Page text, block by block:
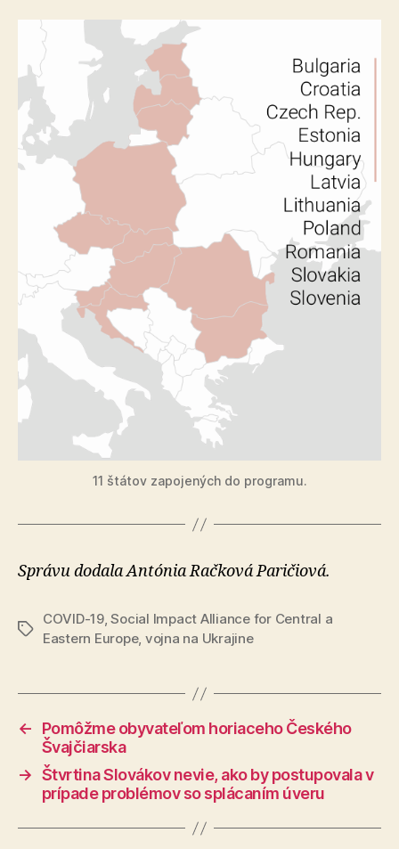
11 štátov zapojených do programu.
Správu dodala Antónia Račková Paričiová.
Značky
COVID-19,Social Impact Alliance for Central a
Eastern Europe, vojna na Ukrajine
←
Pomôžme obyvateľom horiaceho Českého
Švajčiarska
→ Štvrtina Slovákov nevie, ako by postupovala v
prípade problémov so splácaním úveru